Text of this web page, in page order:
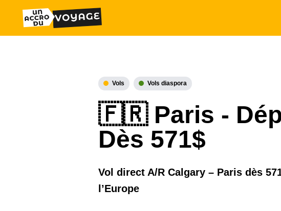
Vols Vols diaspora
🇫🇷 Paris -
Dès 571$
Vol direct A/R Calgary – Paris dès
l’Europe